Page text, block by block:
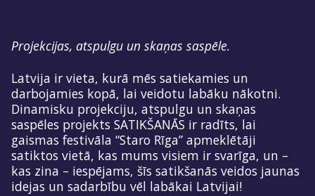
Projekcijas, atspulgu un skaņas saspēle.
Latvija ir vieta, kurā mēs satiekamies un
darbojamies kopā, lai veidotu labāku nākotni.
Dinamisku projekciju, atspulgu un skaņas
saspēles projekts SATIKŠANĀS ir radīts, lai
gaismas festivāla “Staro Rīga” apmeklētāji
satiktos vietā, kas mums visiem ir svarīga, un –
kas zina – iespējams, šīs satikšanās veidos jaunas
idejas un sadarbību vēl labākai Latvijai!